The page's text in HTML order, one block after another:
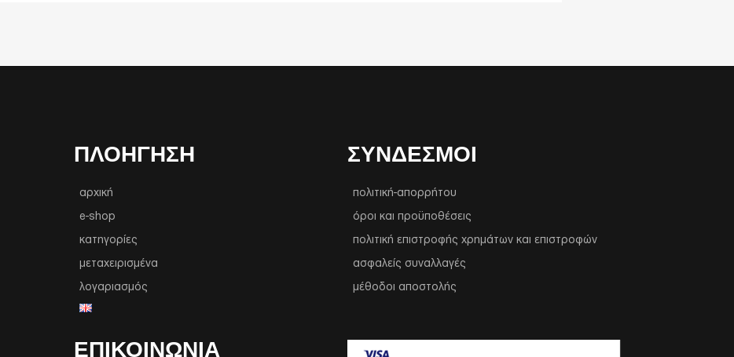
ΠΛΟΉΓΗΣΗ
αρχική
e-shop
κατηγορίες
μεταχειρισμένα
λογαριασμός
ΣΥΝΔΕΣΜΟΙ
πολιτική-απορρήτου
όροι και προϋποθέσεις
πολιτική επιστροφής χρημάτων και επιστροφών
ασφαλείς συναλλαγές
μέθοδοι αποστολής
ΕΠΙΚΟΙΝΩΝΙΑ